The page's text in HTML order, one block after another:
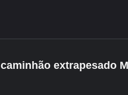
caminhão extrapesado